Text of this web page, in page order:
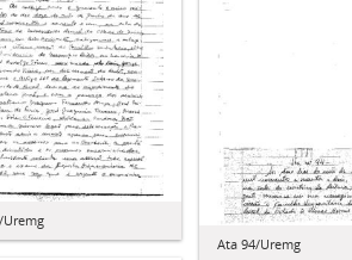
Uremg
Ata 94/Uremg